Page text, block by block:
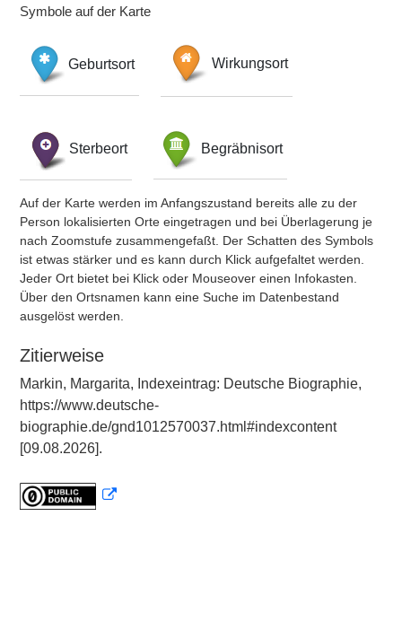
Symbole auf der Karte
Geburtsort Wirkungsort
Sterbeort Begräbnisort
Auf der Karte werden im Anfangszustand bereits alle zu der
Person lokalisierten Orte eingetragen und bei Überlagerung je
nach Zoomstufe zusammengefaßt. Der Schatten des Symbols
ist etwas stärker und es kann durch Klick aufgefaltet werden.
Jeder Ort bietet bei Klick oder Mouseover einen Infokasten.
Über den Ortsnamen kann eine Suche im Datenbestand
ausgelöst werden.
Zitierweise
Markin, Margarita, Indexeintrag: Deutsche Biographie,
https://www.deutsche-
biographie.de/gnd1012570037.html#indexcontent
[09.08.2026].